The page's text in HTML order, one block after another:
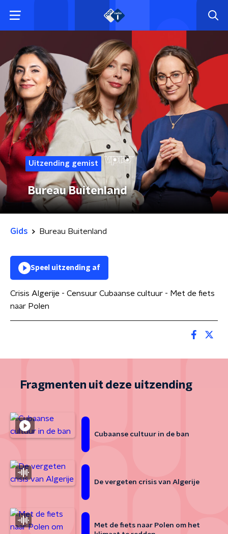
Uitzending gemist
Bureau Buitenland
Gids Bureau Buitenland
Speel uitzending af
Crisis Algerije - Censuur Cubaanse cultuur - Met de fiets
naar Polen
Fragmenten uit deze uitzending
Cubaanse cultuur in de ban
De vergeten crisis van Algerije
Met de fiets naar Polen om het